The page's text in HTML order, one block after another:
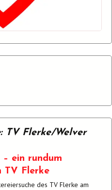
TV Flerke/Welver
ein rundum
TV Flerke
des TV Flerke am